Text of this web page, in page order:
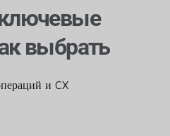
выбрать
и CX